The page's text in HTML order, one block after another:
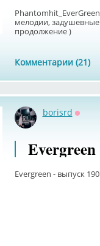
мелодии,
продолжение )
Комментарии (21)
borisrd
Evergreen - выпуск 190